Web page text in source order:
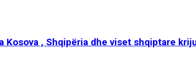
Kosova , Shqipëria dhe viset shqiptare